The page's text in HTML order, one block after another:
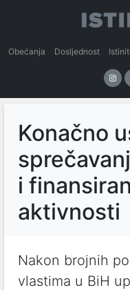
Obećanja Dosljednost
Konačno
i
aktivnosti
Nakon brojnih
vlastima u BiH